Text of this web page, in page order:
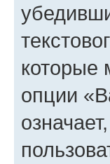
которые
опции